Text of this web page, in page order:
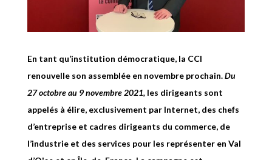
En tant qu’institution démocratique, la CCI
renouvelle son assemblée en novembre prochain.Du
27 octobre au 9 novembre 2021,les dirigeants sont
appelés à élire, exclusivement par Internet, des chefs
d’entreprise et cadres dirigeants du commerce, de
l’industrie et des services pour les représenter en Val